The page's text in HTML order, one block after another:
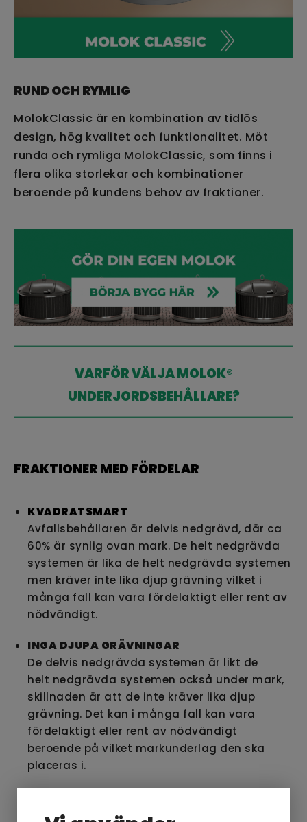
RUND OCH RYMLIG
MolokClassic är en kombination av tidlös
design, hög kvalitet och funktionalitet. Möt
runda och rymliga MolokClassic, som finns i
flera olika storlekar och kombinationer
beroende på kundens behov av fraktioner.
VARFÖR VÄLJA MOLOK®
UNDERJORDSBEHÅLLARE?
FRAKTIONER MED FÖRDELAR
KVADRATSMART
Avfallsbehållaren är delvis nedgrävd, där ca
60% är synlig ovan mark. De helt nedgrävda
systemen är lika de helt nedgrävda systemen
men kräver inte lika djup grävning vilket i
många fall kan vara fördelaktigt eller rent av
nödvändigt.
INGA DJUPA GRÄVNINGAR
De delvis nedgrävda systemen är likt de
helt nedgrävda systemen också under mark,
skillnaden är att de inte kräver lika djup
grävning. Det kan i många fall kan vara
fördelaktigt eller rent av nödvändigt
beroende på vilket markunderlag den ska
placeras i.